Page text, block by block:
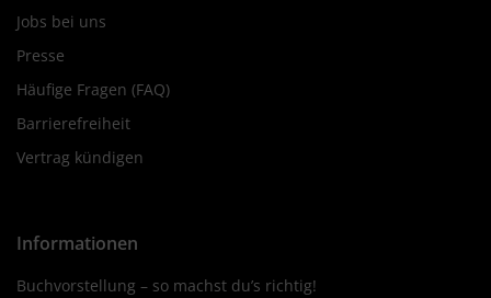
Jobs bei uns
Presse
Häufige Fragen (FAQ)
Barrierefreiheit
Vertrag kündigen
Informationen
Buchvorstellung – so machst du’s richtig!